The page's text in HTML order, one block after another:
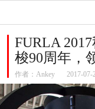
FURLA
梭90周年，
作者： Ankey 2017-07-